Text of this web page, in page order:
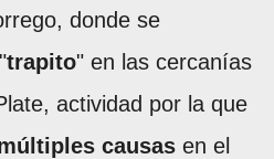
donde se
trapito" en las cercanías
actividad por la que
causas en el